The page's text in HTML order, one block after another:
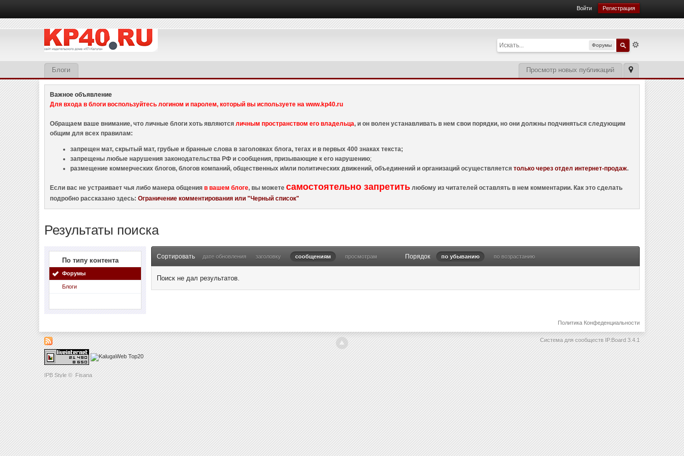
IPB Style © Fisana
Войти Регистрация
Форумы
Просмотр новых публикаций
Блоги
Важное объявление
Для входа в блоги воспользуйтесь логином и паролем, который вы используете на www.kp40.ru
Обращаем ваше внимание, что личные блоги хоть являютсяличным пространством его владельца, и он волен устанавливать в нем свои порядки, но они должны подчиняться следующим
общим для всех правилам:
запрещен мат, скрытый мат, грубые и бранные слова в заголовках блога, тегах и в первых 400 знаках текста;
запрещены любые нарушения законодательства РФ и сообщения, призывающие к его нарушению;
размещение коммерческих блогов, блогов компаний, общественных и/или политических движений, объединений и организаций осуществляетсятолько через отдел интернет-продаж.
Если вас не устраивает чья либо манера общенияв вашем блоге, вы можетесамостоятельно запретить любому из читателей оставлять в нем комментарии. Как это сделать
подробно рассказано здесь:Ограничение комментирования или "Черный список"
Результаты поиска
По типу контента
Форумы
Блоги
Сортировать дате обновления заголовку сообщениям просмотрам Порядок по убыванию по возрастанию
Поиск не дал результатов.
Политика Конфеденциальности
Система для сообществ IP.Board 3.4.1